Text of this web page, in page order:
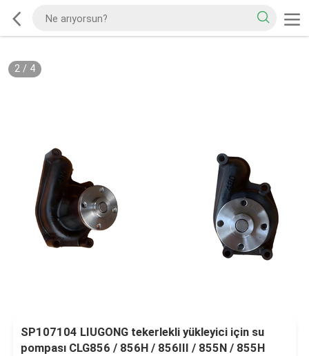
2/ 4
SP107104 LIUGONG tekerlekli yükleyici için su
pompası CLG856 / 856H / 856III / 855N / 855H